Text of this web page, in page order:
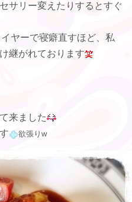
サリー変えたりするとすぐ
ヤーで寝癖直すほど、私
継がれております
来ました
欲張りw